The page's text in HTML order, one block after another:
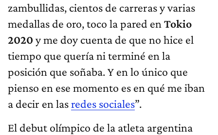
zambullidas, cientos de carreras y varias
medallas de oro, toco la pared en Tokio
2020 y me doy cuenta de que no hice el
tiempo que quería ni terminé en la
posición que soñaba. Y en lo único que
pienso en ese momento es en qué me iban
a decir en lasredes sociales”.
El debut olímpico de la atleta argentina